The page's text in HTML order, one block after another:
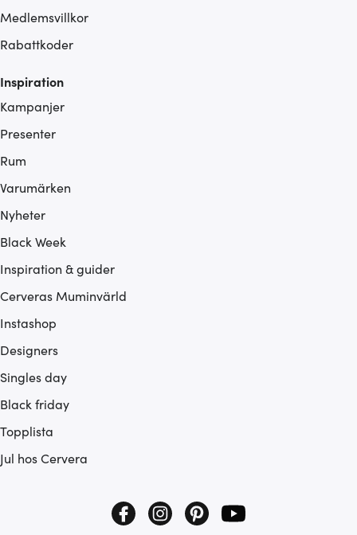
Medlemsvillkor
Rabattkoder
Inspiration
Kampanjer
Presenter
Rum
Varumärken
Nyheter
Black Week
Inspiration & guider
Cerveras Muminvärld
Instashop
Designers
Singles day
Black friday
Topplista
Jul hos Cervera